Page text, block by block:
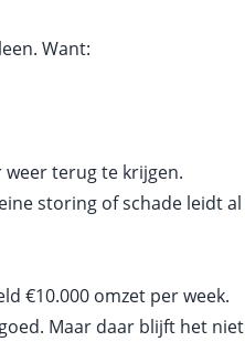
Want:
weer terug te krijgen.
storing of schade leidt al
€10.000 omzet per week.
Maar daar blijft het niet